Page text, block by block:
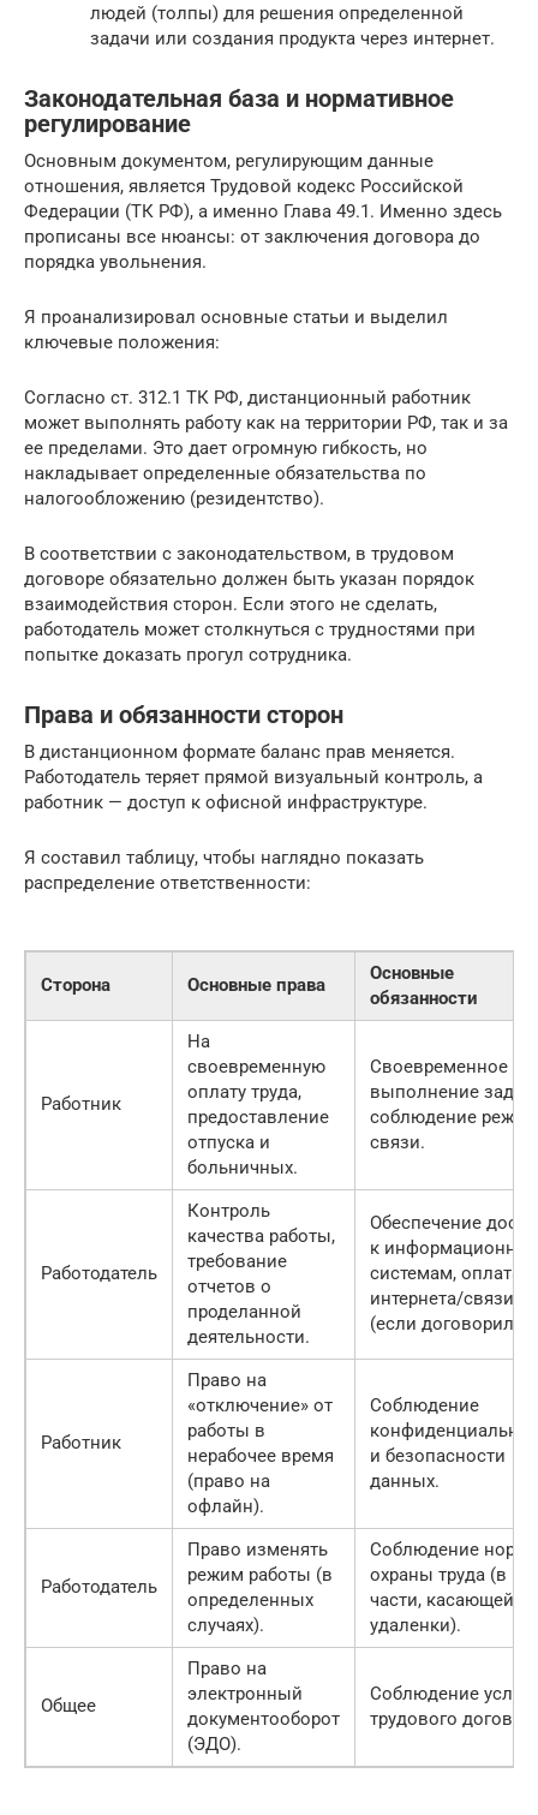
людей (толпы) для решения определенной
задачи или создания продукта через интернет.
Законодательная база и нормативное
регулирование
Основным документом, регулирующим данные
отношения, является Трудовой кодекс Российской
Федерации (ТК РФ), а именно Глава 49.1. Именно здесь
прописаны все нюансы: от заключения договора до
порядка увольнения.
Я проанализировал основные статьи и выделил
ключевые положения:
Согласно ст. 312.1 ТК РФ, дистанционный работник
может выполнять работу как на территории РФ, так и за
ее пределами. Это дает огромную гибкость, но
накладывает определенные обязательства по
налогообложению (резидентство).
В соответствии с законодательством, в трудовом
договоре обязательно должен быть указан порядок
взаимодействия сторон. Если этого не сделать,
работодатель может столкнуться с трудностями при
попытке доказать прогул сотрудника.
Права и обязанности сторон
В дистанционном формате баланс прав меняется.
Работодатель теряет прямой визуальный контроль, а
работник — доступ к офисной инфраструктуре.
Я составил таблицу, чтобы наглядно показать
распределение ответственности:
Сторона Основные права
Основные
обязанности
Работник
На
своевременную
оплату труда,
предоставление
отпуска и
больничных.
Своевременное
выполнение задач,
соблюдение
связи.
Работодатель
Контроль
качества работы,
требование
отчетов о
проделанной
деятельности.
Обеспечение
к
системам, оплата
интернета/связи
(если
Работник
Право на
«отключение» от
работы в
нерабочее время
(право на
офлайн).
Соблюдение
и безопасности
данных.
Работодатель
Право изменять
режим работы (в
определенных
случаях).
Соблюдение норм
охраны труда (в
части, касающейся
удаленки).
Общее
Право на
электронный
документооборот
(ЭДО).
Соблюдение
трудового